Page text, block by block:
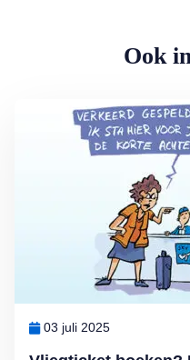
Ook
03 juli 2025
Lees meer over Vliegticket